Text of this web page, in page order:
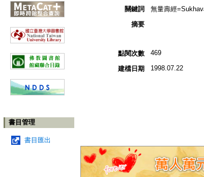
書目管理
書目匯出
關鍵詞
無量壽經
摘要
點閱次數 469
建檔日期 1998.07.22